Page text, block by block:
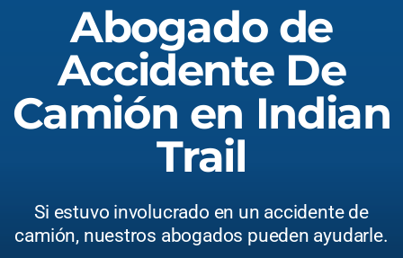
Abogado de
Accidente De
Camión en Indian
Trail
Si estuvo involucrado en un accidente de
camión, nuestros abogados pueden ayudarle.